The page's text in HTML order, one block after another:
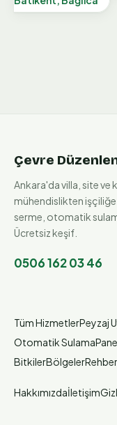
Çevre
Ankara'da villa, site ve
mühendislikten
serme, otomatik
Ücretsiz keşif.
0506 162 03 46
Tüm HizmetlerPeyzaj
Otomatik Sulama
BitkilerBölgelerRehber
Hakkımızdaİletişim